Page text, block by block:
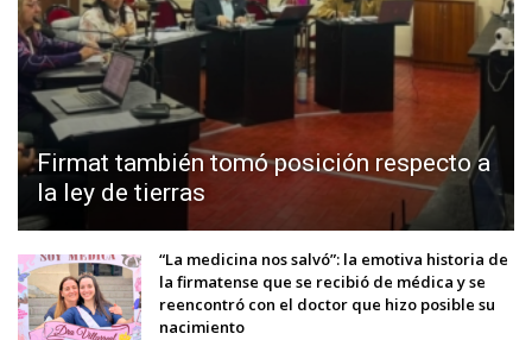
Firmat también tomó posición respecto a
la ley de tierras
“La medicina nos salvó”: la emotiva historia de
la firmatense que se recibió de médica y se
reencontró con el doctor que hizo posible su
nacimiento